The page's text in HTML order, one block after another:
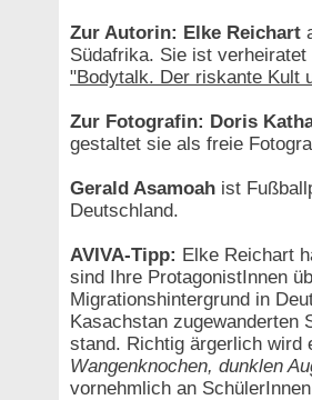
Zur Autorin: Elke Reichart
Südafrika. Sie ist
"Bodytalk. Der riskante Kult
Zur Fotografin: Doris
gestaltet sie als freie
Gerald Asamoah ist
Deutschland.
AVIVA-Tipp: Elke Reichart
sind Ihre ProtagonistInnen
Migrationshintergrund in
Kasachstan zugewanderten
stand. Richtig ärgerlich wird
Wangenknochen, dunklen
vornehmlich an